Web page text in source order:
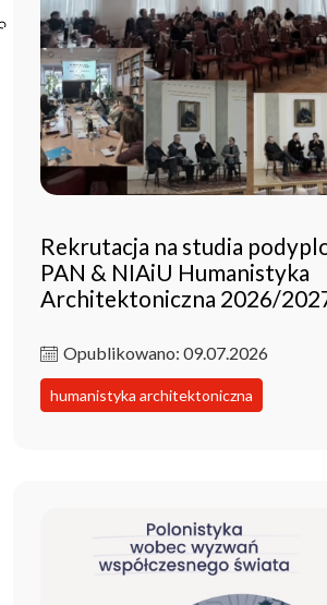
Poczta ibl.waw.pl
Kontakt
Rekrutacja na studia
PAN & NIAiU Humanistyka
Architektoniczna 2026/
Opublikowano: 09.07.2026
humanistyka architektoniczna